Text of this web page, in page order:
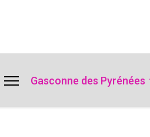
Gasconne des Pyrénées